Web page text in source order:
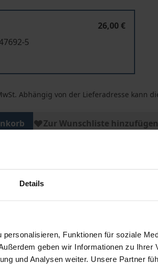
Details
Funktionen für soziale
geben wir Informationen zu Ihrer
und Analysen weiter. Unsere Partner
26,00 €
5
Abhängig von der Lieferadresse kann
Zur Wunschliste hinzufügen